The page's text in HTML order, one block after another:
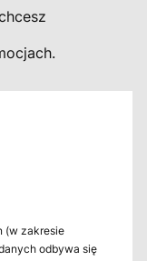
(w zakresie
odbywa się